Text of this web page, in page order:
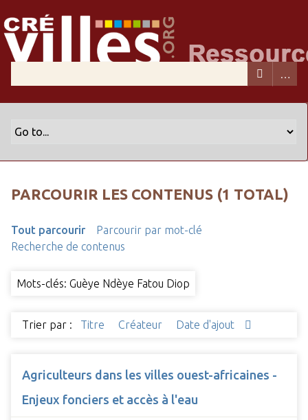
PARCOURIR LES CONTENUS (1 TOTAL)
Tout parcourir
Parcourir par mot-clé
Recherche de contenus
Mots-clés: Guèye Ndèye Fatou Diop
Trier par : Titre Créateur Date d'ajout
Agriculteurs dans les villes ouest-africaines -
Enjeux fonciers et accès à l'eau